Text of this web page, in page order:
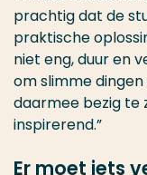
prachtig dat de
praktische
niet eng, duur en
om slimme
daarmee bezig te
inspirerend.”
Er moet iets